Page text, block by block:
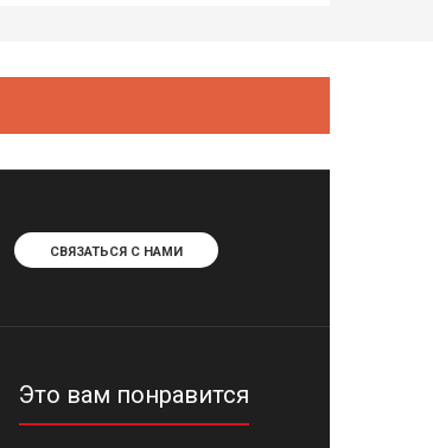
СВЯЗАТЬСЯ С НАМИ
Это вам понравится